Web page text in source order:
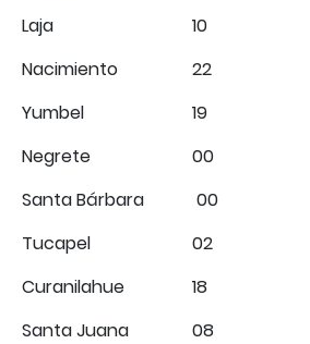
Laja
10
Nacimiento
22
Yumbel
19
Negrete
00
Santa Bárbara
00
Tucapel
02
Curanilahue
18
Santa Juana
08